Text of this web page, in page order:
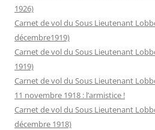
1926)
Carnet de vol du Sous Lieutenant
décembre1919)
Carnet de vol du Sous Lieutenant
1919)
Carnet de vol du Sous Lieutenant
11 novembre 1918 : l’armistice !
Carnet de vol du Sous Lieutenant
décembre 1918)